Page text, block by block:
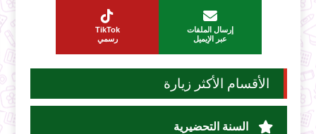
إرسال الملفات
عبر الإيميل
TikTok
رسمي
الأقسام الأكثر زيارة
السنة التحضيرية